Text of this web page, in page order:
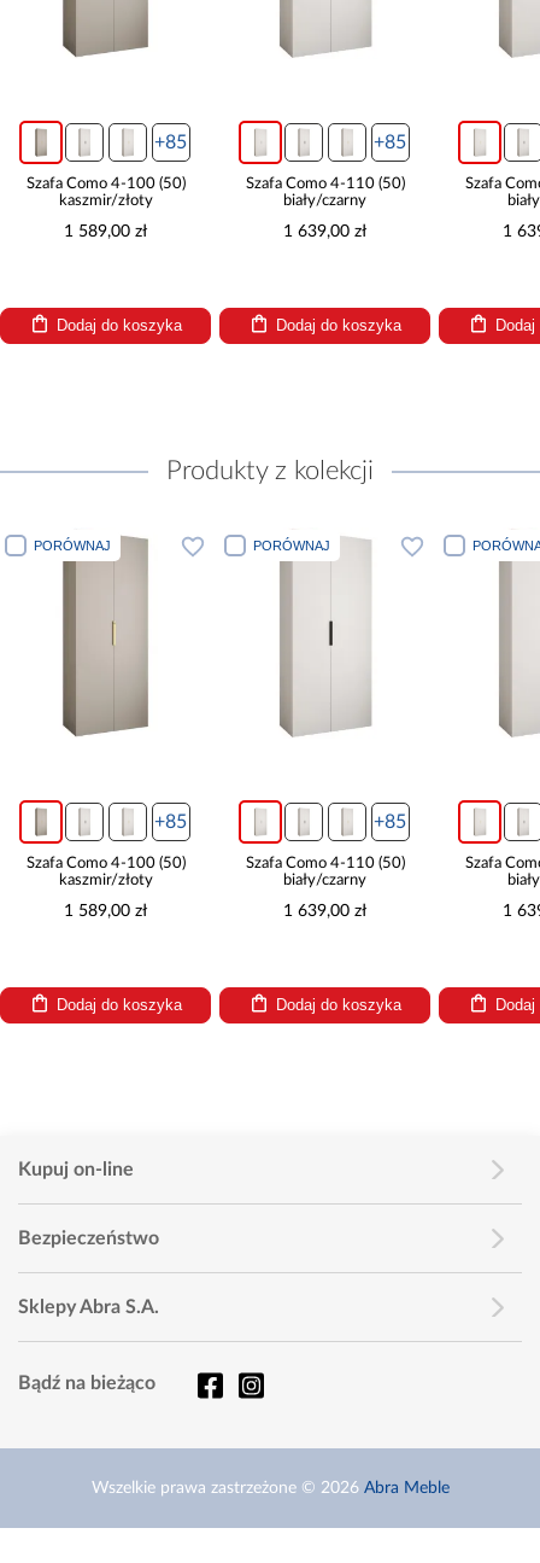
+85
Szafa Como 4-100 (50)
kaszmir/złoty
1 589,00 zł
Dodaj do koszyka
+85
Szafa Como 4-110 (50)
biały/czarny
1 639,00 zł
Dodaj do koszyka
Szafa
1
Produkty z kolekcji
PORÓWNAJ
+85
Szafa Como 4-100 (50)
kaszmir/złoty
1 589,00 zł
Dodaj do koszyka
PORÓWNAJ
+85
Szafa Como 4-110 (50)
biały/czarny
1 639,00 zł
Dodaj do koszyka
Szafa
1
Kupuj on-line
Bezpieczeństwo
Sklepy Abra S.A.
Bądź na bieżąco
Wszelkie prawa zastrzeżone © 2026 Abra Meble